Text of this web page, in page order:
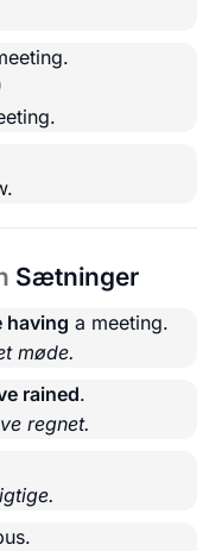
Sætninger
having a meeting.
møde.
rained.
regnet.